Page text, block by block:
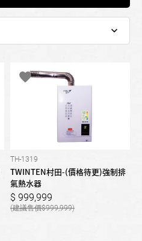
TH-1319
TWINTEN村田-(價格待更)強制排
氣熱水器
999,999
999,999